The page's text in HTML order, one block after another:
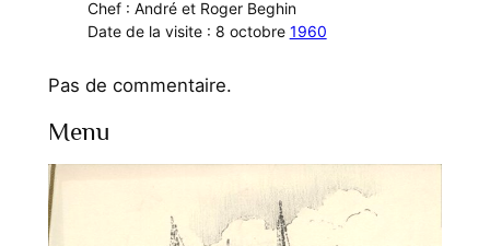
Chef : André et Roger Beghin
Date de la visite : 8 octobre 1960
Pas de commentaire.
Menu